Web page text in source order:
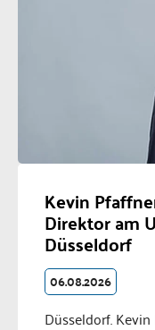
Kevin
Direktor am
Düsseldorf
06.08.2026
Düsseldorf.